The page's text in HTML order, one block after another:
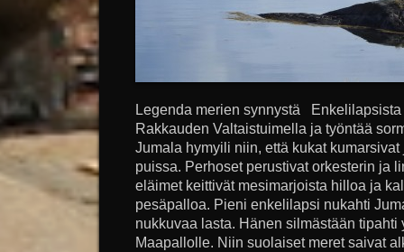
Legenda merien synnystä
Rakkauden Valtaistuimella ja työntää
Jumala hymyili niin, että kukat
puissa. Perhoset perustivat orkesterin ja
eläimet keittivät mesimarjoista hilloa ja
pesäpalloa. Pieni enkelilapsi nukahti
nukkuvaa lasta. Hänen silmästään
Maapallolle. Niin suolaiset meret saivat